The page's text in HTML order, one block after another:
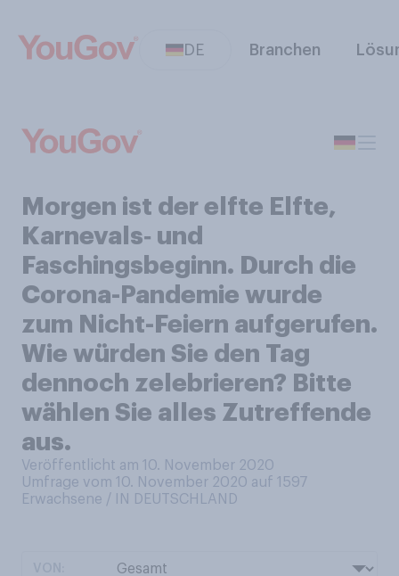
DE Branchen
Morgen ist der elfte Elfte,
Karnevals‑ und
Faschingsbeginn. Durch die
Corona-Pandemie wurde
zum Nicht-Feiern aufgerufen.
Wie würden Sie den Tag
dennoch zelebrieren? Bitte
wählen Sie alles Zutreffende
aus.
Veröffentlicht am 10. November 2020
Umfrage vom 10. November 2020 auf 1597
Erwachsene / IN DEUTSCHLAND